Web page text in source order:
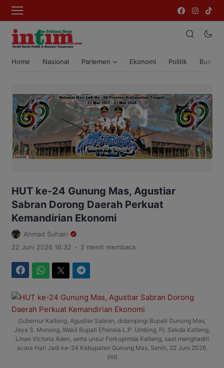
Home Nasional Parlemen Ekonomi Politik Bumi
HUT ke-24 Gunung Mas, Agustiar
Sabran Dorong Daerah Perkuat
Kemandirian Ekonomi
Ahmad Suhairi
22 Juni 2026 16:32 . 2 menit membaca
Gubernur Kalteng, Agustiar Sabran, didampingi Bupati Gunung Mas,
Jaya S. Monong, Wakil Bupati Efrensia L.P. Umbing, Pj. Sekda Kalteng,
Linae Victoria Aden, serta unsur Forkopimda Kalteng, saat menghadiri
acara Hari Jadi ke-24 Kabupaten Gunung Mas, Senin, 22 Juni 2026.
(Ist)